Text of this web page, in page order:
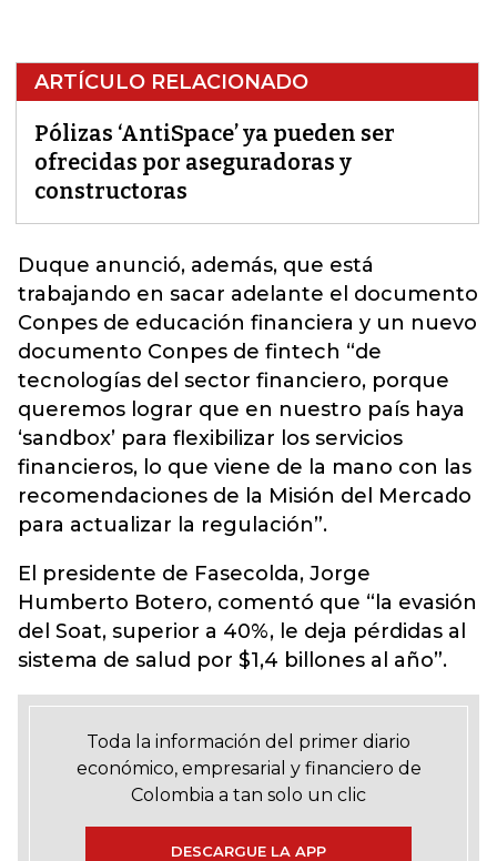
ARTÍCULO RELACIONADO
Pólizas ‘AntiSpace’ ya pueden ser
ofrecidas por aseguradoras y
constructoras
Duque anunció, además, que está
trabajando en sacar adelante el documento
Conpes de educación financiera y un nuevo
documento Conpes de fintech “de
tecnologías del sector financiero, porque
queremos lograr que en nuestro país haya
‘sandbox’ para flexibilizar los servicios
financieros, lo que viene de la mano con las
recomendaciones de la Misión del Mercado
para actualizar la regulación”.
El presidente de Fasecolda, Jorge
Humberto Botero, comentó que “la evasión
del Soat, superior a 40%, le deja pérdidas al
sistema de salud por $1,4 billones al año”.
Toda la información del primer diario
económico, empresarial y financiero de
Colombia a tan solo un clic
DESCARGUE LA APP